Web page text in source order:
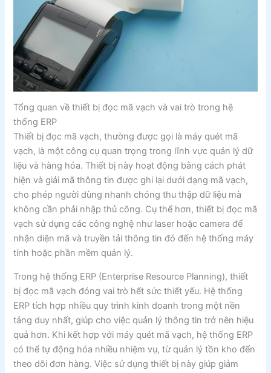
Tổng quan về thiết bị đọc mã vạch và vai trò trong hệ
thống ERP
Thiết bị đọc mã vạch, thường được gọi là máy quét mã
vạch, là một công cụ quan trọng trong lĩnh vực quản lý dữ
liệu và hàng hóa. Thiết bị này hoạt động bằng cách phát
hiện và giải mã thông tin được ghi lại dưới dạng mã vạch,
cho phép người dùng nhanh chóng thu thập dữ liệu mà
không cần phải nhập thủ công. Cụ thể hơn, thiết bị đọc mã
vạch sử dụng các công nghệ như laser hoặc camera để
nhận diện mã và truyền tải thông tin đó đến hệ thống máy
tính hoặc phần mềm quản lý.
Trong hệ thống ERP (Enterprise Resource Planning), thiết
bị đọc mã vạch đóng vai trò hết sức thiết yếu. Hệ thống
ERP tích hợp nhiều quy trình kinh doanh trong một nền
tảng duy nhất, giúp cho việc quản lý thông tin trở nên hiệu
quả hơn. Khi kết hợp với máy quét mã vạch, hệ thống ERP
có thể tự động hóa nhiều nhiệm vụ, từ quản lý tồn kho đến
theo dõi đơn hàng. Việc sử dụng thiết bị này giúp giảm